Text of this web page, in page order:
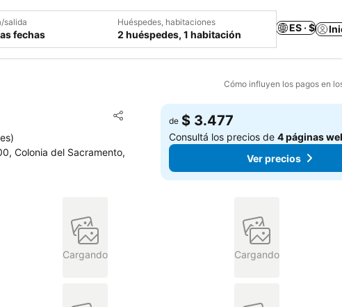
salida
fechas
Huéspedes, habitaciones
2 huéspedes, 1 habitación
ES · $
Cómo influyen los pagos en
Compartir
Añadir a favoritos
)
Colonia del Sacramento,
de $ 3.477
Consultá los precios de4 páginas
Ver precios
Cargando Cargando